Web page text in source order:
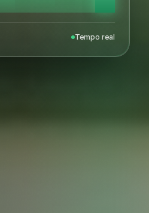
Tempo real